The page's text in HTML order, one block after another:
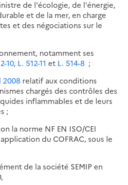
de l'écologie, de l'énergie,
et de la mer, en charge
et des négociations sur le
notamment ses
10, L. 512-11 et L. 514-8 ;
2008 relatif aux conditions
chargés des contrôles des
inflammables et de leurs
;
la norme NF EN ISO/CEI
du COFRAC, sous le
de la société SEMIP en